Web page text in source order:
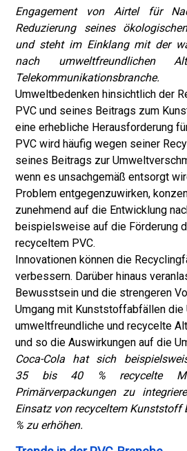
Engagement von Airtel für
Reduzierung seines
und steht im Einklang mit der
nach umweltfreundlichen
Telekommunikationsbranche.
Umweltbedenken hinsichtlich der
PVC und seines Beitrags zum
eine erhebliche Herausforderung
PVC wird häufig wegen seiner
seines Beitrags zur
wenn es unsachgemäß entsorgt
Problem entgegenzuwirken,
zunehmend auf die Entwicklung
beispielsweise auf die Förderung
recyceltem PVC.
Innovationen können die
verbessern. Darüber hinaus
Bewusstsein und die strengeren
Umgang mit Kunststoffabfällen die
umweltfreundliche und recycelte
und so die Auswirkungen auf die
Coca-Cola hat sich
35 bis 40 % recycelte
Primärverpackungen zu
Einsatz von recyceltem
% zu erhöhen.